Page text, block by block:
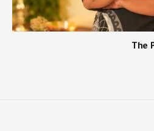
The